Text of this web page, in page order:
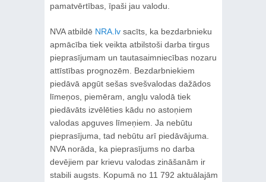
pamatvērtības, īpaši jau valodu.
NVA atbildē NRA.lvsacīts, ka bezdarbnieku
apmācība tiek veikta atbilstoši darba tirgus
pieprasījumam un tautasaimniecības nozaru
attīstības prognozēm. Bezdarbniekiem
piedāvā apgūt sešas svešvalodas dažādos
līmeņos, piemēram, angļu valodā tiek
piedāvāts izvēlēties kādu no astoņiem
valodas apguves līmeņiem. Ja nebūtu
pieprasījuma, tad nebūtu arī piedāvājuma.
NVA norāda, ka pieprasījums no darba
devējiem par krievu valodas zināšanām ir
stabili augsts. Kopumā no 11 792 aktuālajām